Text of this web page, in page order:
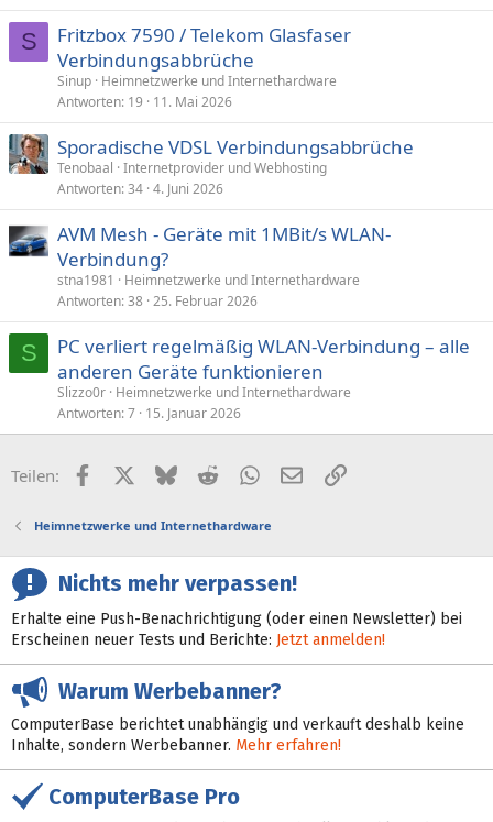
S
Fritzbox 7590 / Telekom Glasfaser
Verbindungsabbrüche
Sinup Heimnetzwerke und Internethardware
Antworten 19 11. Mai 2026
Sporadische VDSL Verbindungsabbrüche
Tenobaal Internetprovider und Webhosting
Antworten 34 4. Juni 2026
AVM Mesh - Geräte mit 1MBit/s WLAN-
Verbindung?
stna1981
Heimnetzwerke und Internethardware
Antworten 38 25. Februar 2026
S
PC verliert regelmäßig WLAN-Verbindung – alle
anderen Geräte funktionieren
Slizzo0r Heimnetzwerke und Internethardware
Antworten 7 15. Januar 2026
Teilen: FacebookX (Twitter)
BlueskyRedditWhatsApp
E-MailLink
Heimnetzwerke und Internethardware
Nichts mehr verpassen!
Erhalte eine Push-Benachrichtigung (oder einen Newsletter) bei
Erscheinen neuer Tests und Berichte: Jetzt anmelden!
Warum Werbebanner?
ComputerBase berichtet unabhängig und verkauft deshalb keine
Inhalte, sondern Werbebanner. Mehr erfahren!
ComputerBase Pro